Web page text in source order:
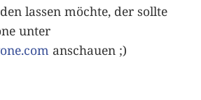
lassen möchte, der sollte
unter
anschauen ;)